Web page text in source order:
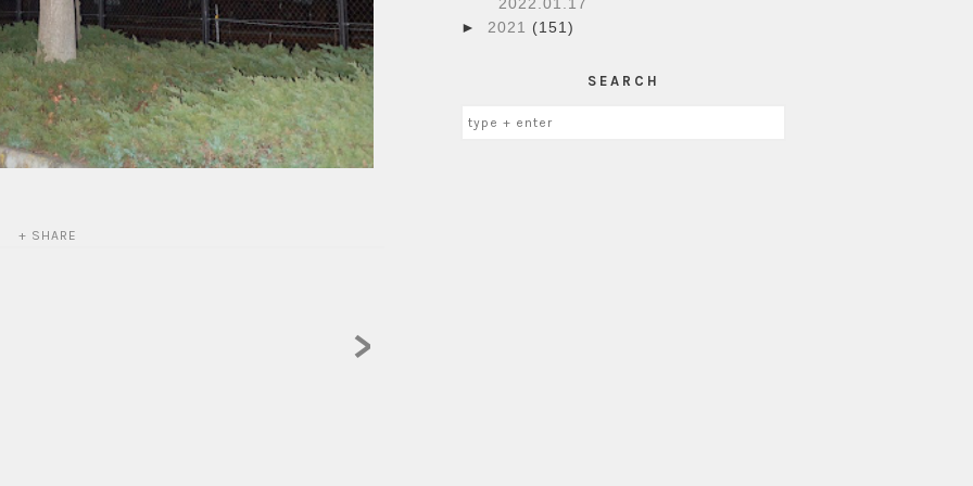
+ SHARE
>
► 2021 (151)
SEARCH